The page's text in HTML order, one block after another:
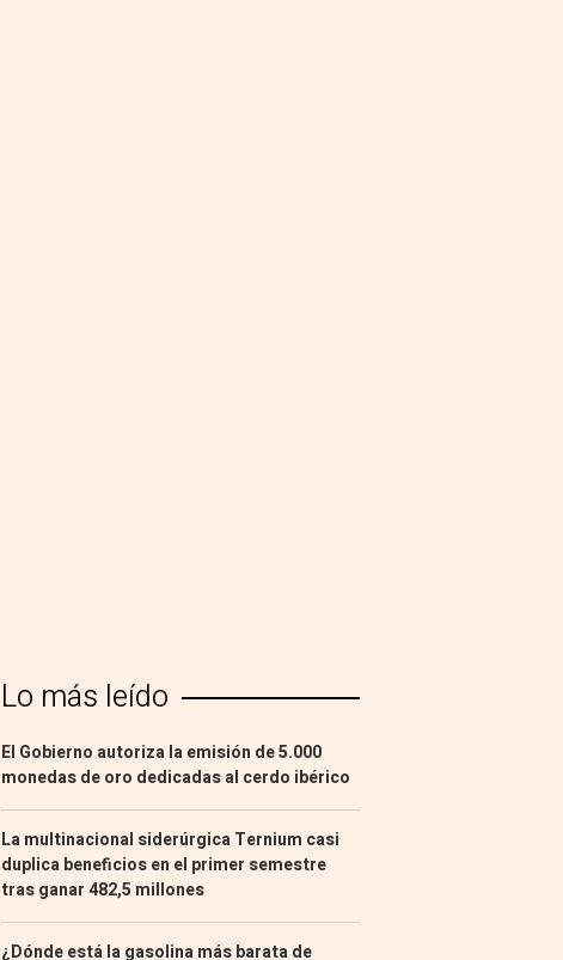
Lo más leído
El Gobierno autoriza la emisión de 5.000
monedas de oro dedicadas al cerdo ibérico
La multinacional siderúrgica Ternium casi
duplica beneficios en el primer semestre
tras ganar 482,5 millones
¿Dónde está la gasolina más barata de